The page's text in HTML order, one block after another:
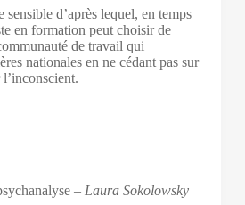
d’après lequel, en temps
en formation peut choisir de
de travail qui
nationales en ne cédant pas sur
– Laura Sokolowsky